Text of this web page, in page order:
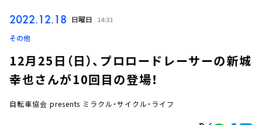
2022.12.18 日曜日 14:31
その他
12月25日（日）、プロロードレーサーの新城
幸也さんが10回目の登場！
自転車協会 presents ミラクル・サイクル・ライフ